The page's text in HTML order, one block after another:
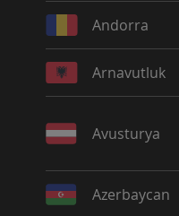
Andorra
Arnavutluk
Avusturya
Azerbaycan